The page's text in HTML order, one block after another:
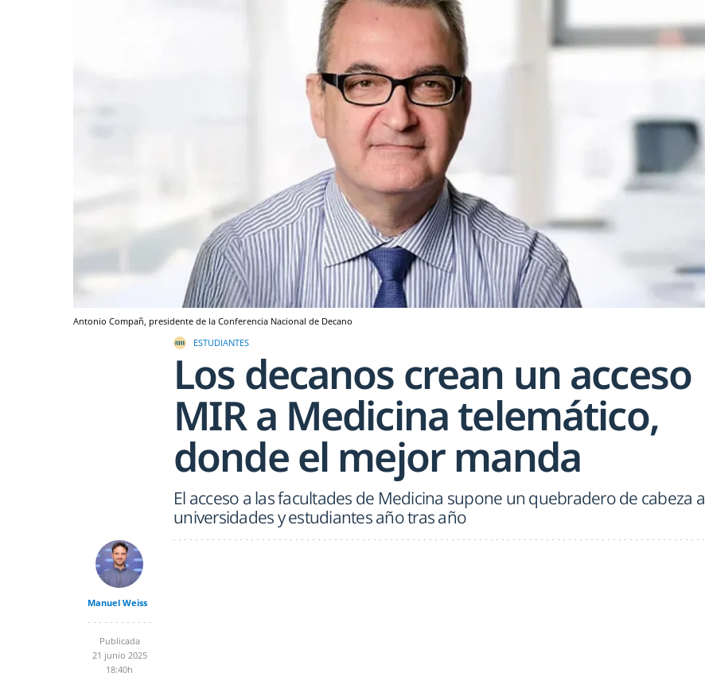
Antonio Compañ, presidente de la Conferencia Nacional de Decano
ESTUDIANTES
Los decanos crean un acceso
MIR a Medicina telemático,
donde el mejor manda
El acceso a las facultades de Medicina supone un quebradero de cabeza a
universidades y estudiantes año tras año
Manuel Weiss
Publicada
21 junio 2025
18:40h